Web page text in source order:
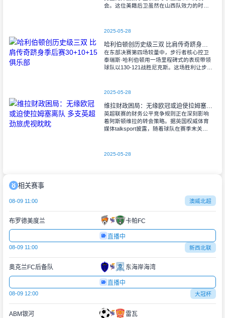
会。这位美籍后卫虽然在山西队效力的时间
2025-05-28
在东部决赛第四场较量中，步行者核心控卫
泰瑞斯·哈利伯顿用一场里程碑式的表现带领
球队以130-121战胜尼克斯。这场胜利让步行
2025-05-28
维拉财政困局：无缘欧冠或迫使拉姆塞离队 多支英超劲旅虎视眈眈
英超联赛的财务公平竞争规则正在深刻影响
着阿斯顿维拉的转会策略。据英国权威体育
媒体talksport披露，随着球队在赛季末关键
2025-05-28
相关赛事
08-09 11:00 澳威北超
布罗德美度兰 卡帕FC
直播中
08-09 11:00 新西北联
奥克兰FC后备队 东海岸海湾
直播中
08-09 12:00 大冠杯
ABM银河 雷瓦